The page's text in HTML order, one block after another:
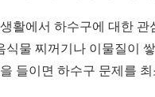
활에서 하수구에 대한
식물 찌꺼기나 이물질이
들이면 하수구 문제를